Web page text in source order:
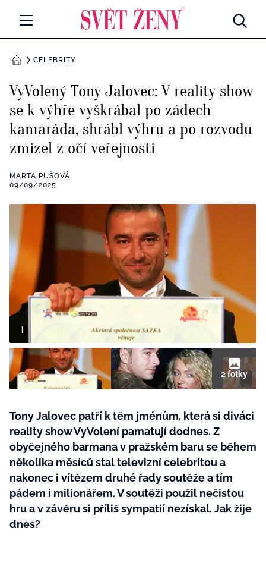
Všechny kategorie
Rozhovory
RETROHUBKY
PSYCHOLOGIE
Seberozvoj
ZDRAVÍ
ZÁBAVA
Všechny kategorie
Testy a kvízy
BYDLENÍ
Všechny kategorie
Tvoření
Rady a tipy
BurdaMedia
Extra
SVĚT ŽENY - 599 KČ
ROČNÍ PŘEDPLATNÉ SVĚT ŽENY +
SADA PRODUKTŮ MANA (10 ks)
DOMŮCELEBRITY
VyVolený Tony Jalovec: V reality show
se k výhře vyškrábal po zádech
kamaráda, shrábl výhru a po rozvodu
zmizel z očí veřejnosti
MARTA PUŠOVÁ
09/09/2025
2 fotky
Tony Jalovec patří k těm jménům, která si diváci
reality show VyVolení pamatují dodnes. Z
obyčejného barmana v pražském baru se během
několika měsíců stal televizní celebritou a
nakonec i vítězem druhé řady soutěže a tím
pádem i milionářem. V soutěži použil nečistou
hru a v závěru si příliš sympatií nezískal. Jak žije
dnes?